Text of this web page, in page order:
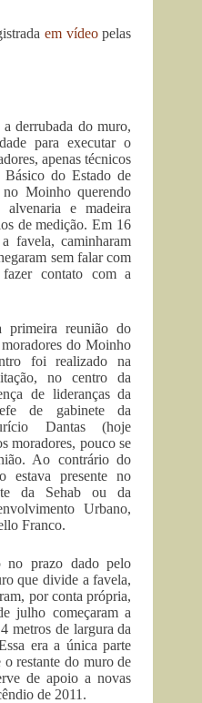
em vídeopelas
derrubada do muro,
para executar o
apenas técnicos
Básico do Estado de
no Moinho querendo
e madeira
de medição. Em 16
favela, caminharam
sem falar com
contato com a
reunião do
do Moinho
foi realizado na
no centro da
de lideranças da
de gabinete da
Dantas (hoje
moradores, pouco se
Ao contrário do
estava presente no
da Sehab ou da
Urbano,
Franco.
no prazo dado pelo
que divide a favela,
por conta própria,
julho começaram a
metros de largura da
era a única parte
restante do muro de
de apoio a novas
de 2011.